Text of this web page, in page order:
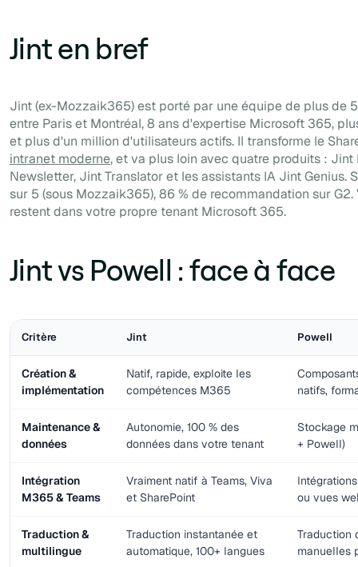
Jint en bref
Jint (ex-Mozzaik365) est porté par une équipe de plus de
entre Paris et Montréal, 8 ans d'expertise Microsoft 365,
et plus d'un million d'utilisateurs actifs. Il transforme le
intranet moderne, et va plus loin avec quatre produits :
Newsletter, Jint Translator et les assistants IA Jint Genius.
sur 5 (sous Mozzaik365), 86 % de recommandation sur G2.
restent dans votre propre tenant Microsoft 365.
Jint vs Powell : face à face
Critère Jint Powell
Création &
implémentation
Natif, rapide, exploite les
compétences M365
natifs,
Maintenance &
données
Autonomie, 100 % des
données dans votre tenant
Stockage
+ Powell)
Intégration
M365 & Teams
Vraiment natif à Teams, Viva
et SharePoint
ou vues
Traduction &
multilingue
Traduction instantanée et
automatique, 100+ langues
Traduction
manuelles